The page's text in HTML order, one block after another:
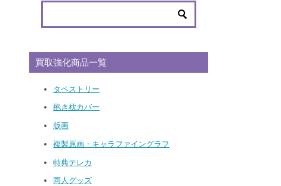
買取強化商品一覧
タペストリー
抱き枕カバー
版画
複製原画・キャラファイングラフ
特典テレカ
同人グッズ